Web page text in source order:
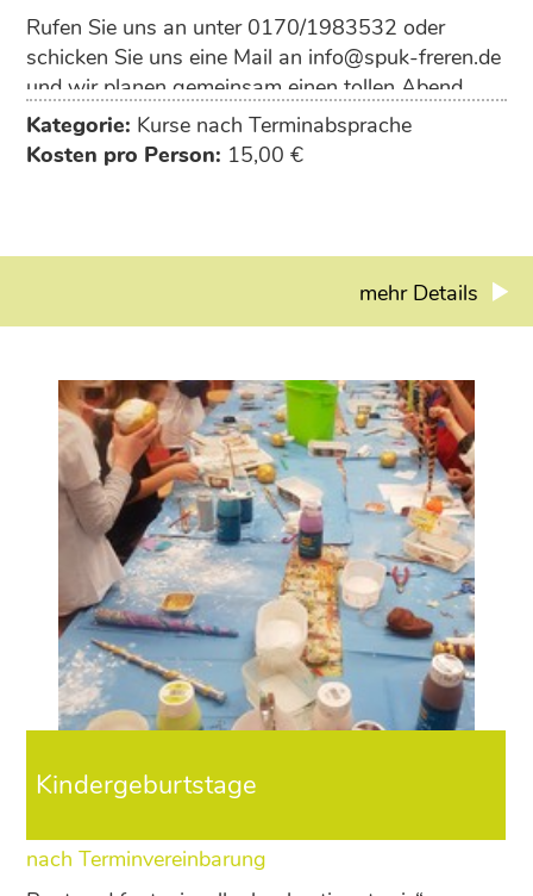
Rufen Sie uns an unter 0170/1983532 oder
schicken Sie uns eine Mail an info@spuk-freren.de
und wir planen gemeinsam einen tollen Abend.
Kategorie: Kurse nach Terminabsprache
Kosten pro Person: 15,00 €
mehr Details
Kindergeburtstage
nach Terminvereinbarung